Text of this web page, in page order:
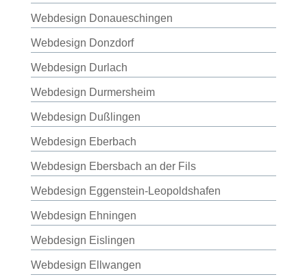
Webdesign Donaueschingen
Webdesign Donzdorf
Webdesign Durlach
Webdesign Durmersheim
Webdesign Dußlingen
Webdesign Eberbach
Webdesign Ebersbach an der Fils
Webdesign Eggenstein-Leopoldshafen
Webdesign Ehningen
Webdesign Eislingen
Webdesign Ellwangen